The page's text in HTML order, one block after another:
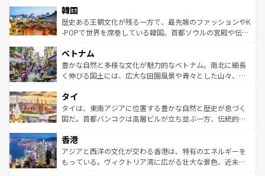
ワイを、存分に味わってほしい。 なお、新着のハワイ情報
はコンテンツ一覧を参照してほしい。
いる。アクティビティも充実しており、サーフィンやダイ
ビング、ハイキングなど、アウトドア好きにはたまらな
い。オーストラリアの多彩な魅力を存分に味わいつくそ
参照してほしい。
ン）、静ひつな山岳地帯である台湾東部など、都市の喧騒
と山間の静けさが共存しており、訪れる人に新しい発見と
驚きをもたらしてくれる。また、奥深い台湾の食文化も魅
容にもいいと評判のスイーツなど、バラエティ豊かな料理
が味わえる。 なお、新着の台湾情報は コンテンツ一覧を参
照してほしい。
韓国
歴史ある王朝文化が残る一方で、最先端のファッションやK
-POPで世界を席巻している韓国。首都ソウルの宮殿や伝統
き、地方に足を延ばせば四季折々の自然美を楽しむことが
できる。そして、キムチや焼肉、絶品のストリートフード
まで、さまざまな韓国料理が待っている。夜には、韓国な
リティに包まれながら、韓国の多彩な魅力を心ゆくまで味
わってみてほしい。 なお、新着の韓国情報はコンテンツ一
覧を参照してほしい。
ベトナム
豊かな自然と多様な文化が魅力的なベトナム。南北に細長
く伸びる国土には、広大な田園風景や青々とした山々、世
急速な発展と共に伝統が息づく。ハノイの古い町並みやホ
ーチミン市のフランス統治時代の建物も、独特の雰囲気を
醸し出している。また、バラエティの豊かさとおいしさで
とつ。フォーやバインミー、ベトナムコーヒーなどは、ぜ
ひ現地で味わいたい。どの地域を訪れてもあたたかい人々
が旅行者を迎えてくれるので、きっと忘れられない旅にな
タイ
タイは、東南アジアに位置する豊かな自然と歴史が息づく
国だ。首都バンコクは高層ビルが立ち並ぶ一方、伝統的な
の活気が交差している。北部ではチェンマイなどの山岳地
帯で自然と触れ合い、南部ではプーケットやクラビの美し
いビーチでリゾート気分を楽しむことができる。タイ料理
香港
アジアと西洋の文化が交わる香港は、特有のエネルギーを
もっている。ヴィクトリア湾に広がる壮大な景色、近未来